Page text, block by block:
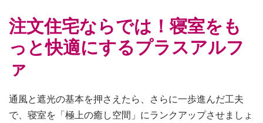
注文住宅ならでは！寝室をも
っと快適にするプラスアルフ
ァ
通風と遮光の基本を押さえたら、さらに一歩進んだ工夫
で、寝室を「極上の癒し空間」にランクアップさせましょ